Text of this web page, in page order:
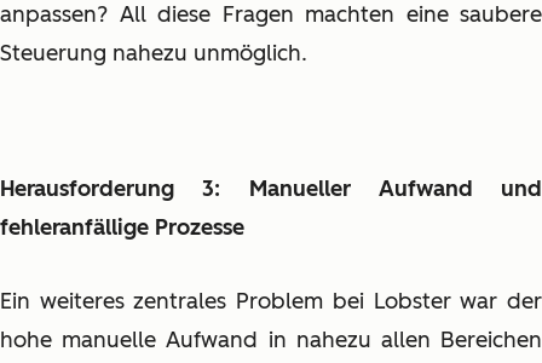
anpassen? All diese Fragen machten eine saubere
Steuerung nahezu unmöglich.
Herausforderung 3: Manueller Aufwand und
fehleranfällige Prozesse
Ein weiteres zentrales Problem bei Lobster war der
hohe manuelle Aufwand in nahezu allen Bereichen